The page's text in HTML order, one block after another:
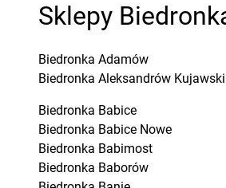
Sklepy
Biedronka Adamów
Biedronka Aleksandrów Kujawski
Biedronka Babice
Biedronka Babice Nowe
Biedronka Babimost
Biedronka Baborów